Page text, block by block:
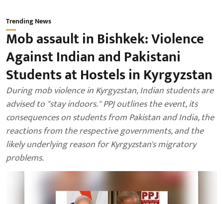
Trending News
Mob assault in Bishkek: Violence
Against Indian and Pakistani
Students at Hostels in Kyrgyzstan
During mob violence in Kyrgyzstan, Indian students are
advised to "stay indoors." PPJ outlines the event, its
consequences on students from Pakistan and India, the
reactions from the respective governments, and the
likely underlying reason for Kyrgyzstan's migratory
problems.